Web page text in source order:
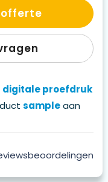
en maak een
of partners.
digitale proefdruk
sampleaan
beoordelingen